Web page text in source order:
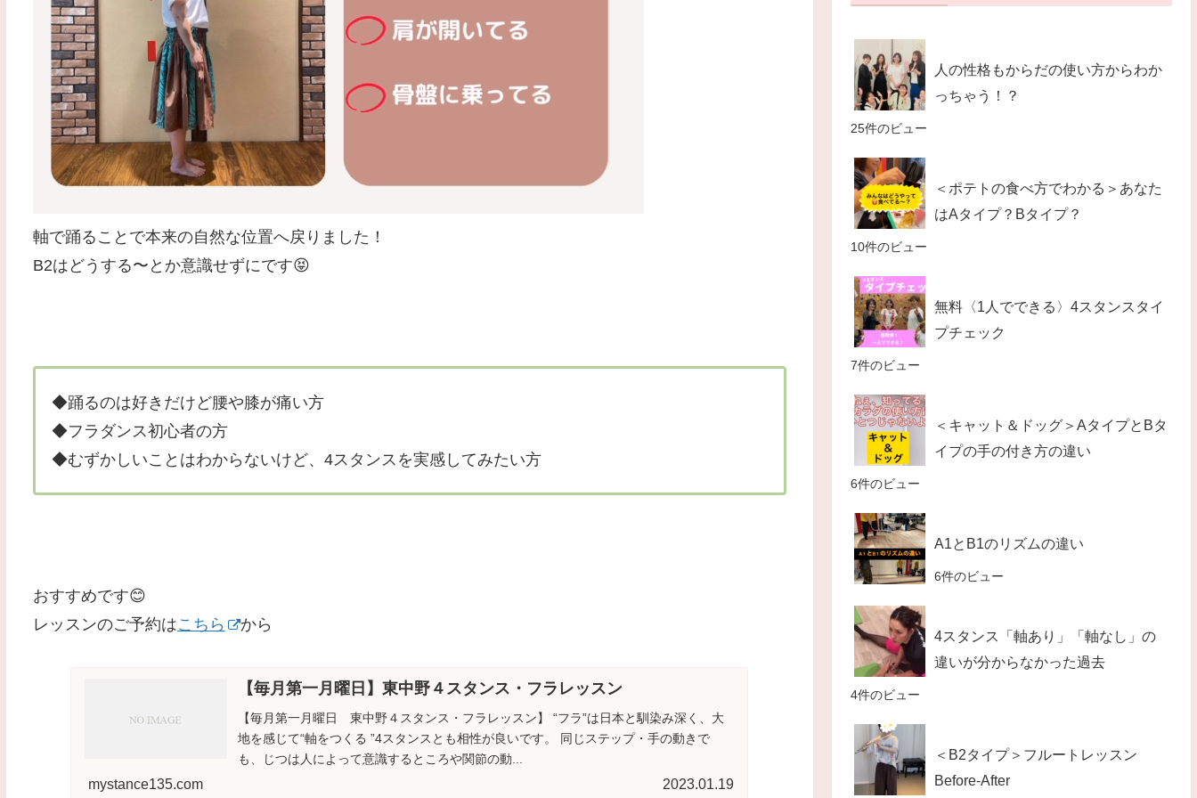
軸で踊ることで本来の自然な位置へ戻りました！
B2はどうする〜とか意識せずにです😝
◆踊るのは好きだけど腰や膝が痛い方
◆フラダンス初心者の方
◆むずかしいことはわからないけど、4スタンスを実感してみたい方
おすすめです😊
レッスンのご予約はこちら から
【毎月第一月曜日】東中野４スタンス・フラレッスン
【毎月第一月曜日 東中野４スタンス・フラレッスン】 “フラ”は日本と馴染み深く、大
地を感じて“軸をつくる ”4スタンスとも相性が良いです。 同じステップ・手の動きで
も、じつは人によって意識するところや関節の動...
mystance135.com 2023.01.19
人の性格もからだの使い方からわか
っちゃう！？
25件のビュー
＜ポテトの食べ方でわかる＞あなた
はAタイプ？Bタイプ？
10件のビュー
無料〈1人でできる〉4スタンスタイ
プチェック
7件のビュー
＜キャット＆ドッグ＞AタイプとBタ
イプの手の付き方の違い
6件のビュー
A1とB1のリズムの違い
6件のビュー
4スタンス「軸あり」「軸なし」の
違いが分からなかった過去
4件のビュー
＜B2タイプ＞フルートレッスン
Before-After